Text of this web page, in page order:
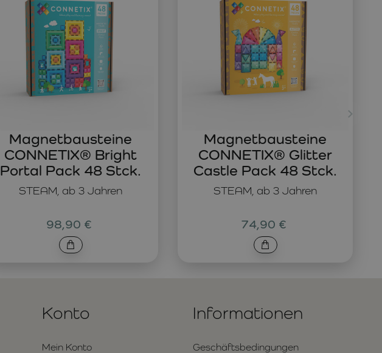
STEAM, ab 3 Jahren
Magnetbausteine
CONNETIX® Bright
Portal Pack 48 Stck.
98,90 €
STEAM, ab 3 Jahren
Magnetbausteine
CONNETIX® Glitter
Castle Pack 48 Stck.
74,90 €
Konto
Mein Konto
Informationen
Geschäftsbedingungen